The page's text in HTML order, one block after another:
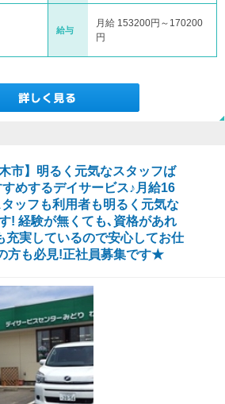
給与
月給 153200円～170200
円
市】明るく元気なスタッフば
めするデイサービス♪月給16
ッフも利用者も明るく元気な
! 経験が無くても､資格があれ
実しているので安心してお仕
方も必見!正社員募集です★